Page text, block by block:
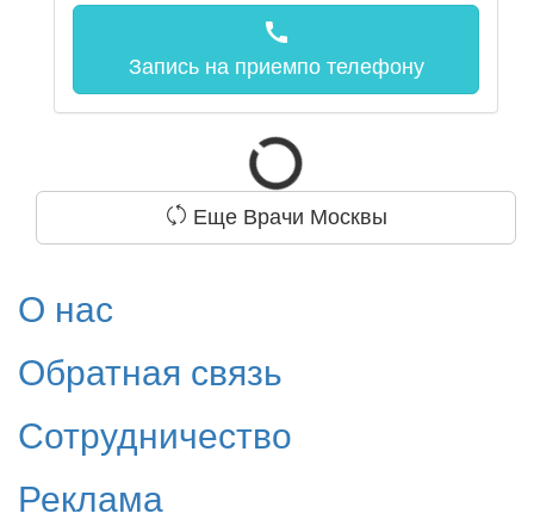
call
Запись на приемпо телефону
Еще Врачи Москвы
О нас
Обратная связь
Сотрудничество
Реклама